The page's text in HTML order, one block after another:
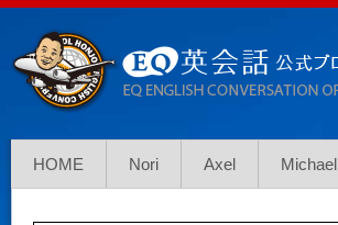
HOME Nori Axel Michael